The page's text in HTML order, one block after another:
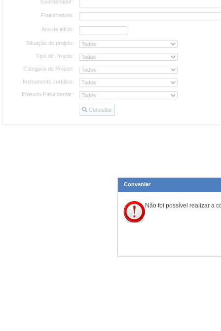
Coordenador:
Financiadora:
Ano de início:
Situação do projeto:
Tipo de Projeto:
Categoria de Projeto:
Instrumento Jurídico:
Emenda Parlamentar:
Consultar
Consultar
Conveniar
Não foi possível realizar a